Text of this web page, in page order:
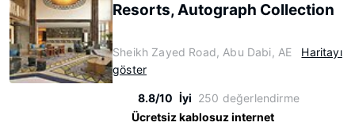
Resorts, Autograph Collection
Sheikh Zayed Road, Abu Dabi, AE
Haritayı
göster
8.8/10 İyi 250 değerlendirme
Ücretsiz kablosuz internet